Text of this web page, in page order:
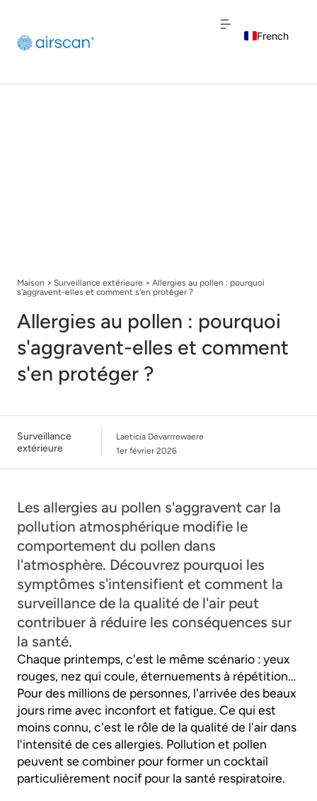
French
Dutch
Maison > Surveillance extérieure > Allergies au pollen : pourquoi
s'aggravent-elles et comment s'en protéger ?
Allergies au pollen : pourquoi
s'aggravent-elles et comment
s'en protéger ?
Surveillance
extérieure
Laeticia Devarrrewaere
1er février 2026
Les allergies au pollen s'aggravent car la
pollution atmosphérique modifie le
comportement du pollen dans
l'atmosphère. Découvrez pourquoi les
symptômes s'intensifient et comment la
surveillance de la qualité de l'air peut
contribuer à réduire les conséquences sur
la santé.
Chaque printemps, c'est le même scénario : yeux
rouges, nez qui coule, éternuements à répétition…
Pour des millions de personnes, l'arrivée des beaux
jours rime avec inconfort et fatigue. Ce qui est
moins connu, c'est le rôle de la qualité de l'air dans
l'intensité de ces allergies. Pollution et pollen
peuvent se combiner pour former un cocktail
particulièrement nocif pour la santé respiratoire.